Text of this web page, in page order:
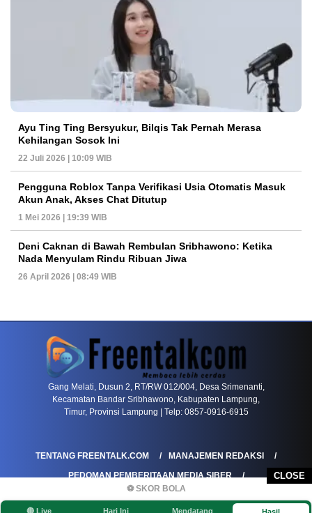
CLOSE
⚽ SKOR BOLA
🔴 Live Hari Ini Mendatang
Ayu Ting Ting Bersyukur, Bilqis Tak Pernah Merasa
Kehilangan Sosok Ini
22 Juli 2026 | 10:09 WIB
Pengguna Roblox Tanpa Verifikasi Usia Otomatis Masuk
Akun Anak, Akses Chat Ditutup
1 Mei 2026 | 19:39 WIB
Deni Caknan di Bawah Rembulan Sribhawono: Ketika
Nada Menyulam Rindu Ribuan Jiwa
26 April 2026 | 08:49 WIB
PETIR800 LOGIN PETIR800 Baccarat Dan Evolusi Game Meja Digital
Gang Melati, Dusun 2, RT/RW 012/004, Desa Srimenanti,
Kecamatan Bandar Sribhawono, Kabupaten Lampung,
Timur, Provinsi Lampung | Telp: 0857-0916-6915
TENTANG FREENTALK.COM
MANAJEMEN REDAKSI
PEDOMAN PEMBERITAAN MEDIA SIBER
PEDOMAN PEMBERITAAN RAMAH ANAK